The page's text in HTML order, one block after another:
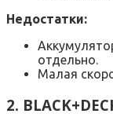
Недостатки:
отдельно.
Малая
2.